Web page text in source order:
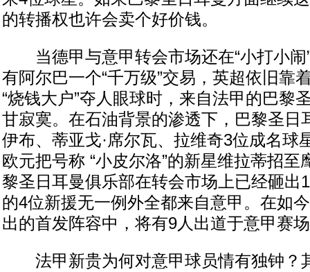
的转播权也许会卖个好价钱。
当德甲与意甲转会市场还在“小打小闹
有阿尔巴一个“千万级”交易，英超依旧靠
“烧钱大户”夺人眼球时，来自法甲的巴黎
甘寂寞。在石油背景的渗透下，巴黎圣日
伊布、蒂亚戈·席尔瓦、拉维奇3位成名球
欧元把号称 “小皮尔洛”的新星维拉蒂招至
黎圣日耳曼俱乐部在转会市场上已经砸出
的4位新援无一例外全都来自意甲。在如
出的首发阵容中，将有9人出道于意甲赛
法甲新贵为何对意甲球员情有独钟？